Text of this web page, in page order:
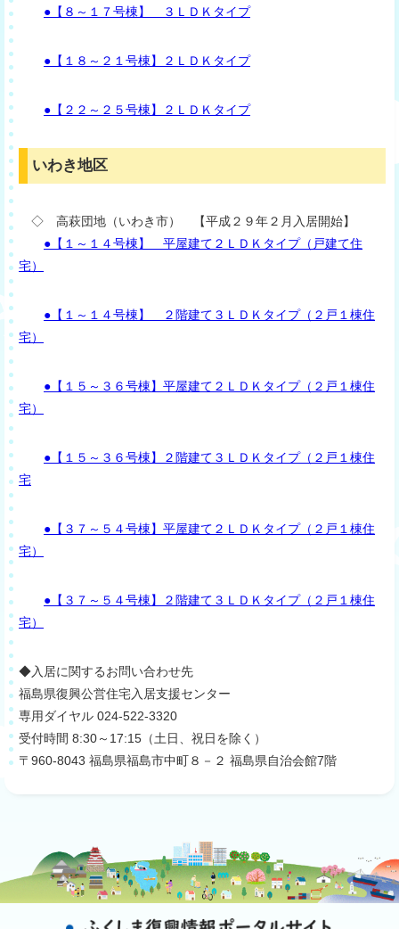
●【８～１７号棟】 ３ＬＤＫタイプ
●【１８～２１号棟】２ＬＤＫタイプ
●【２２～２５号棟】２ＬＤＫタイプ
いわき地区
◇ 高萩団地（いわき市） 【平成２９年２月入居開始】
●【１～１４号棟】 平屋建て２ＬＤＫタイプ（戸建て住
宅）
●【１～１４号棟】 ２階建て３ＬＤＫタイプ（２戸１棟住
宅）
●【１５～３６号棟】平屋建て２ＬＤＫタイプ（２戸１棟住
宅）
●【１５～３６号棟】２階建て３ＬＤＫタイプ（２戸１棟住
宅
●【３７～５４号棟】平屋建て２ＬＤＫタイプ（２戸１棟住
宅）
●【３７～５４号棟】２階建て３ＬＤＫタイプ（２戸１棟住
宅）
◆入居に関するお問い合わせ先
福島県復興公営住宅入居支援センター
専用ダイヤル 024-522-3320
受付時間 8:30～17:15（土日、祝日を除く）
〒960-8043 福島県福島市中町８－２ 福島県自治会館7階